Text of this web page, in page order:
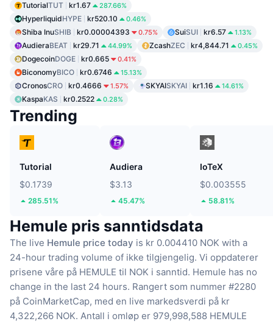
TutorialTUT kr1.67 287.66%
HyperliquidHYPE kr520.10 0.46%
Shiba InuSHIB kr0.00004393 0.75% SuiSUI kr6.57 1.13%
AudieraBEAT kr29.71 44.99% ZcashZEC kr4,844.71 0.45%
DogecoinDOGE kr0.665 0.41%
BiconomyBICO kr0.6746 15.13%
CronosCRO kr0.4666 1.57% SKYAISKYAI kr1.16 14.61%
KaspaKAS kr0.2522 0.28%
Trending
Tutorial
$0.1739
285.51%
Audiera
$3.13
45.47%
IoTeX
$0.003555
58.81%
Hemule pris sanntidsdata
The live Hemule price today is kr 0.004410 NOK with a
24-hour trading volume of ikke tilgjengelig. Vi oppdaterer
prisene våre på HEMULE til NOK i sanntid. Hemule has no
change in the last 24 hours. Rangert som nummer #2280
på CoinMarketCap, med en live markedsverdi på kr
4,322,266 NOK. Antall i omløp er 979,998,588 HEMULE